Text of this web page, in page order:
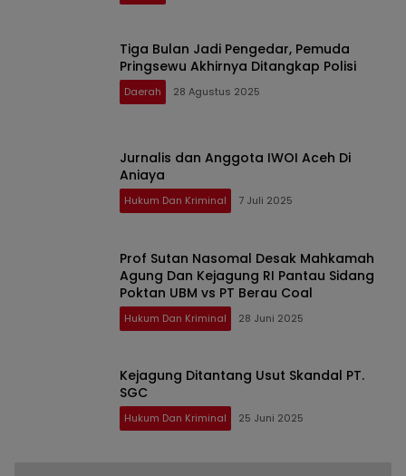
Tiga Bulan Jadi Pengedar, Pemuda
Pringsewu Akhirnya Ditangkap Polisi
Daerah 28 Agustus 2025
Jurnalis dan Anggota IWOI Aceh Di
Aniaya
Hukum Dan Kriminal 7 Juli 2025
Prof Sutan Nasomal Desak Mahkamah
Agung Dan Kejagung RI Pantau Sidang
Poktan UBM vs PT Berau Coal
Hukum Dan Kriminal 28 Juni 2025
Kejagung Ditantang Usut Skandal PT.
SGC
Hukum Dan Kriminal 25 Juni 2025